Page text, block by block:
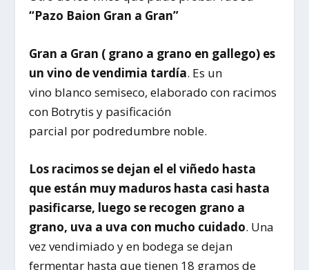
“Pazo Baion Gran a Gran”
Gran a Gran ( grano a grano en gallego) es
un vino de vendimia tardía. Es un
vino blanco semiseco, elaborado con racimos
con Botrytis y pasificación
parcial por podredumbre noble.
Los racimos se dejan el el viñedo hasta
que están muy maduros hasta casi hasta
pasificarse, luego se recogen grano a
grano, uva a uva con mucho cuidado. Una
vez vendimiado y en bodega se dejan
fermentar hasta que tienen 18 gramos de